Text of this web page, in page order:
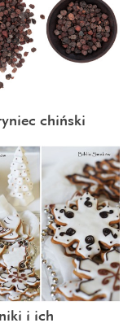
chiński
i ich